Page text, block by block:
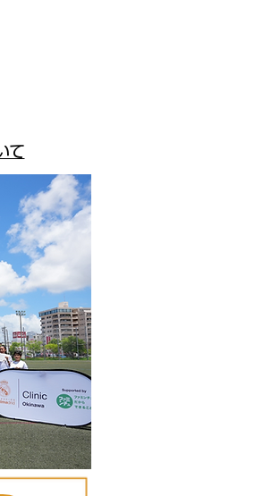
て